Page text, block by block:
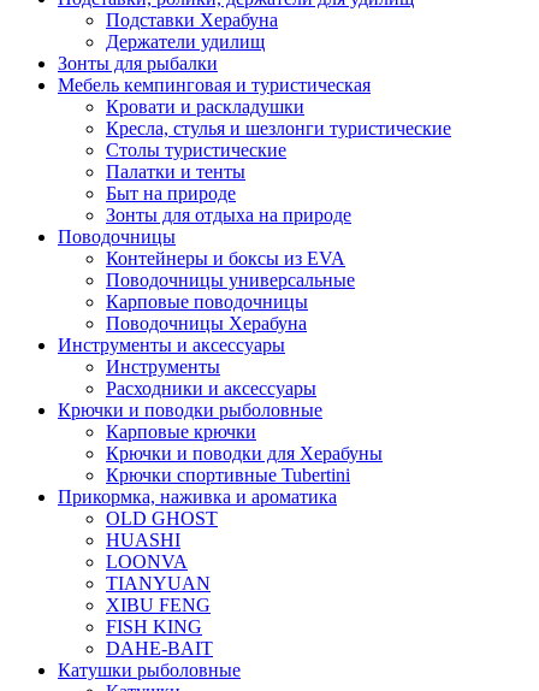
Подставки Херабуна
Держатели удилищ
Зонты для рыбалки
Мебель кемпинговая и туристическая
Кровати и раскладушки
Кресла, стулья и шезлонги туристические
Столы туристические
Палатки и тенты
Быт на природе
Зонты для отдыха на природе
Поводочницы
Контейнеры и боксы из EVA
Поводочницы универсальные
Карповые поводочницы
Поводочницы Херабуна
Инструменты и аксессуары
Инструменты
Расходники и аксессуары
Крючки и поводки рыболовные
Карповые крючки
Крючки и поводки для Херабуны
Крючки спортивные Tubertini
Прикормка, наживка и ароматика
OLD GHOST
HUASHI
LOONVA
TIANYUAN
XIBU FENG
FISH KING
DAHE-BAIT
Катушки рыболовные